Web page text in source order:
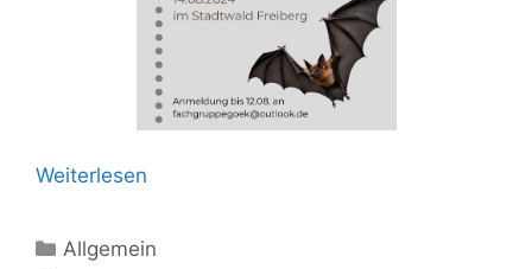
Weiterlesen
Kategorien
Allgemein